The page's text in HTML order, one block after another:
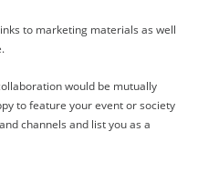
to marketing materials as well
would be mutually
to feature your event or society
channels and list you as a